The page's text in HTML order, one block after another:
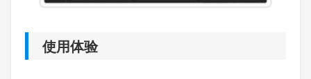
使用体验